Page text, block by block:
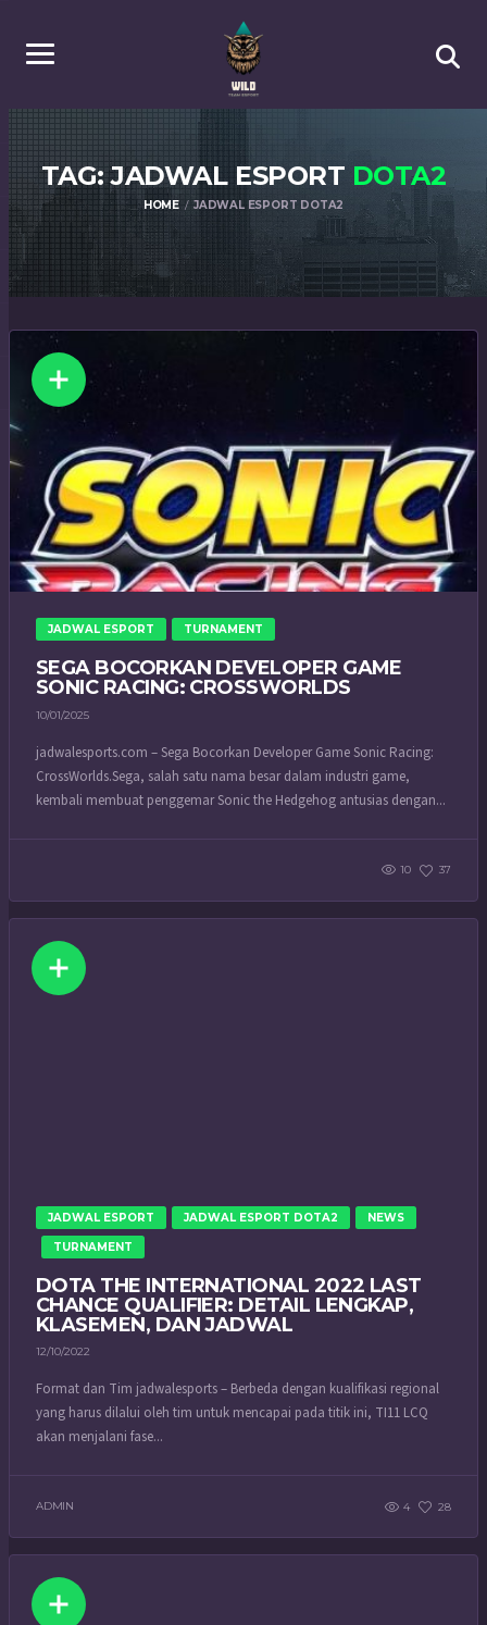
TAG: JADWAL ESPORT DOTA2
HOME JADWAL ESPORT DOTA2
JADWAL ESPORT TURNAMENT
SEGA BOCORKAN DEVELOPER GAME
SONIC RACING: CROSSWORLDS
10/01/2025
jadwalesports.com – Sega Bocorkan Developer Game Sonic Racing:
CrossWorlds.Sega, salah satu nama besar dalam industri game,
kembali membuat penggemar Sonic the Hedgehog antusias dengan...
10 37
JADWAL ESPORT JADWAL ESPORT DOTA2 NEWS
TURNAMENT
DOTA THE INTERNATIONAL 2022 LAST
CHANCE QUALIFIER: DETAIL LENGKAP,
KLASEMEN, DAN JADWAL
12/10/2022
Format dan Tim jadwalesports – Berbeda dengan kualifikasi regional
yang harus dilalui oleh tim untuk mencapai pada titik ini, TI11 LCQ
akan menjalani fase...
ADMIN 4 28